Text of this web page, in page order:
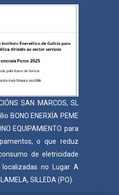
SAN MARCOS, SL
BONO ENERXÍA PEME
EQUIPAMIENTO para
o que reduz
de eletricidade
no Lugar A
SILLEDA (PO).